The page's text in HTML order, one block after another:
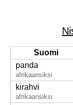
Suomi
panda
afrikaansiksi
kirahvi
afrikaansiksi